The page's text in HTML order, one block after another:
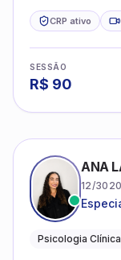
CRP ativo
SESSÃO
R$ 90
ANA
12/
Psicologia Clínica